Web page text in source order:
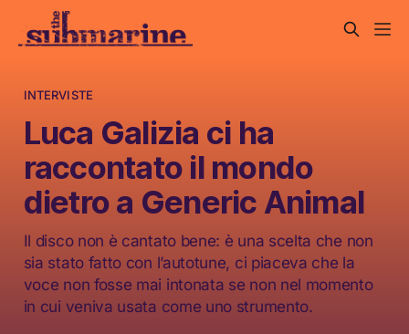
INTERVISTE
Luca Galizia ci ha
raccontato il mondo
dietro a Generic Animal
Il disco non è cantato bene: è una scelta che non
sia stato fatto con l’autotune, ci piaceva che la
voce non fosse mai intonata se non nel momento
in cui veniva usata come uno strumento.